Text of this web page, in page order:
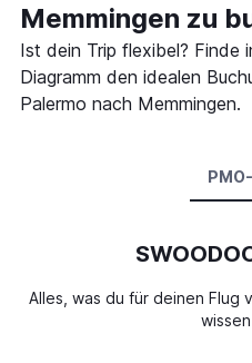
Memmingen zu
Ist dein Trip flexibel? Finde
Diagramm den idealen
Palermo nach Memmingen.
Alles, was du für deinen Flug